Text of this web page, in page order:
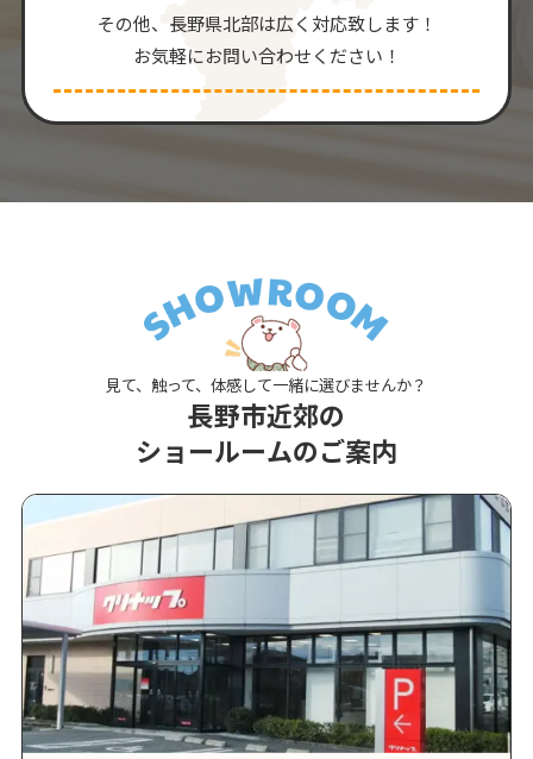
その他、⻑野県北部は広く対応致します！
お気軽にお問い合わせください！
見て、触って、体感して一緒に選びませんか？
長野市近郊の
ショールームのご案内